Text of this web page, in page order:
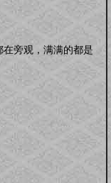
旁观，满满的都是